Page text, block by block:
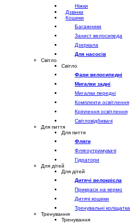
Ніжки
Дзвінки
Кошики
Багажники
Захист велосипеда
Дзеркала
Для насосів
Світло
Світло
Фари велосипедні
Мигалки задні
Мигалки передні
Комплекти освітлення
Кріплення освітлення
Світловідбивачі
Для пиття
Для пиття
Фляги
Флягоутримувачі
Гідратори
Для дітей
Для дітей
Дитячі велокрісла
Прикраси на кермо
Дитячі кошики
Тренувальні коліщатка
Тренування
Тренування